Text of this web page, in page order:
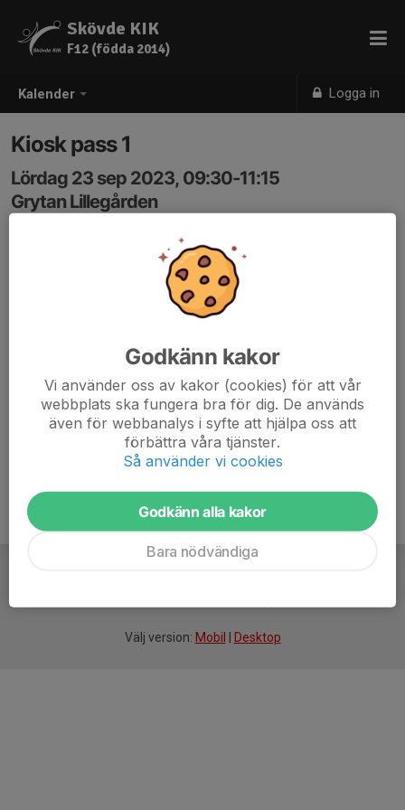
Kalender Logga in
Skövde KIK
F12 (födda 2014)
Kiosk pass 1
Lördag 23 sep 2023, 09:30-11:15
Grytan Lillegården
Samling: 09:30, Grytan Lillegården
2st kiosker en vid planerna bemannas med 4st vid
planen och 2st inne på klubbstugan.
Vid planen kommer det grillas hamburgare vilket de som
bemannar kiosken ansvarar för.
Välj version: Mobil Desktop
Godkänn kakor
Vi använder oss av kakor (cookies) för att vår
webbplats ska fungera bra för dig. De används
även för webbanalys i syfte att hjälpa oss att
förbättra våra tjänster.
Så använder vi cookies
Godkänn alla kakor
Bara nödvändiga